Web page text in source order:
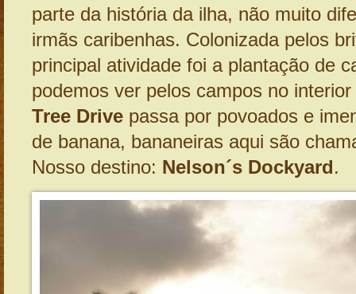
parte da história da ilha, não muito
irmãs caribenhas. Colonizada pelos
principal atividade foi a plantação de
podemos ver pelos campos no
Tree Drive passa por povoados e
de banana, bananeiras aqui são
Nosso destino: Nelson´s Dockyard.